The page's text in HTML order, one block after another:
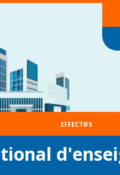
EFFECTIFS